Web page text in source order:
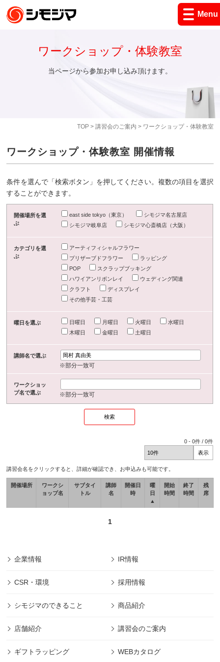
Menu
TOP> 講習会のご案内 > ワークショップ・体験教室
ワークショップ・体験教室
当ページから参加お申し込み頂けます。
ワークショップ・体験教室 開催情報
条件を選んで「検索ボタン」を押してください。複数の項目を選択
することができます。
開催場所を選
ぶ
east side tokyo（東京）
シモジマ名古屋店
シモジマ岐阜店
シモジマ心斎橋店（大阪）
カテゴリを選
ぶ
アーティフィシャルフラワー
プリザーブドフラワー
ラッピング
POP
スクラップブッキング
ハワイアンリボンレイ
ウェディング関連
クラフト
ディスプレイ
その他手芸・工芸
曜日を選ぶ 日曜日 月曜日 火曜日
水曜日
木曜日
金曜日 土曜日
講師名で選ぶ
※部分一致可
ワークショッ
プ名で選ぶ
※部分一致可
0 -0件 /0件
講習会名をクリックすると、詳細が確認でき、お申込みも可能です。
開催場所
ワークシ
ョップ名
サブタイ
トル
講師
名
開催日
時
曜
日
▲
開始
時間
終了
時間
残
席
1
企業情報 IR情報
CSR・環境 採用情報
シモジマのできること 商品紹介
店舗紹介 講習会のご案内
ギフトラッピング WEBカタログ